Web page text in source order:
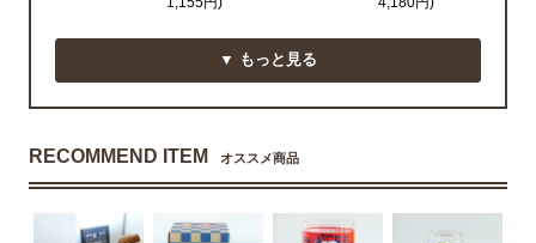
▼ もっと見る
RECOMMEND ITEM オススメ商品